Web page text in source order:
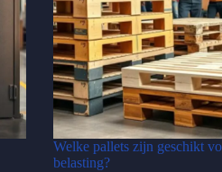
Welke pallets zijn geschikt
belasting?